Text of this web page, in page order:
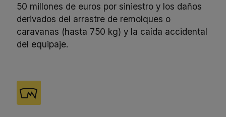
50 millones de euros por siniestro y los daños
derivados del arrastre de remolques o
caravanas (hasta 750 kg) y la caída accidental
del equipaje.